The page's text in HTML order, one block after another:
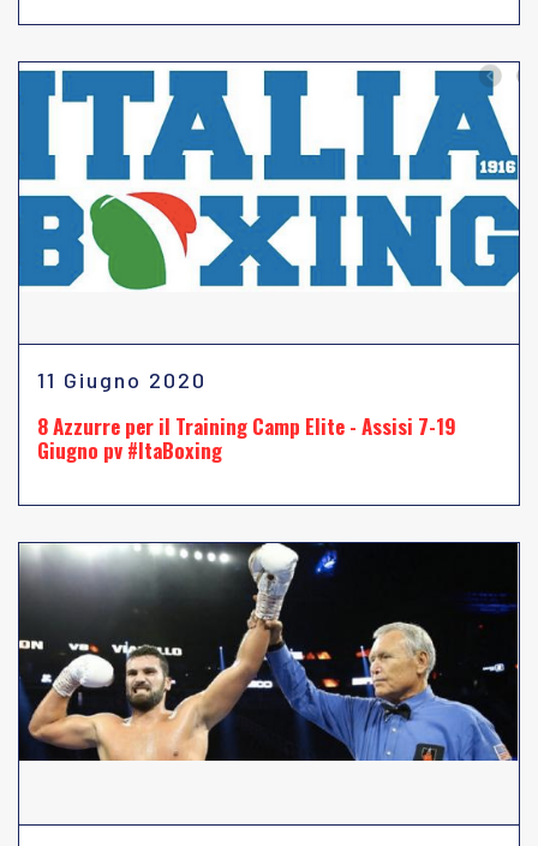
11 Giugno 2020
8 Azzurre per il Training Camp Elite - Assisi 7-19
Giugno pv #ItaBoxing